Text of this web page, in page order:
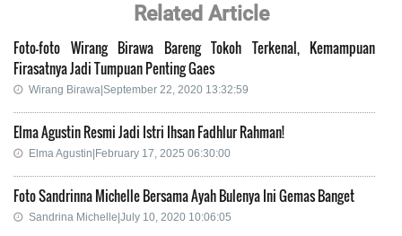
Related Article
Foto-foto Wirang Birawa Bareng Tokoh Terkenal, Kemampuan
Firasatnya Jadi Tumpuan Penting Gaes
Wirang Birawa|September 22, 2020 13:32:59
Elma Agustin Resmi Jadi Istri Ihsan Fadhlur Rahman!
Elma Agustin|February 17, 2025 06:30:00
Foto Sandrinna Michelle Bersama Ayah Bulenya Ini Gemas Banget
Sandrina Michelle|July 10, 2020 10:06:05